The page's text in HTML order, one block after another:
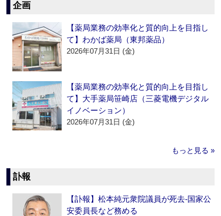
企画
【薬局業務の効率化と質的向上を目指し
て】わかば薬局（東邦薬品）
2026年07月31日 (金)
【薬局業務の効率化と質的向上を目指し
て】大手薬局笹崎店（三菱電機デジタル
イノベーション）
2026年07月31日 (金)
もっと見る »
訃報
【訃報】松本純元衆院議員が死去‐国家公
安委員長など務める